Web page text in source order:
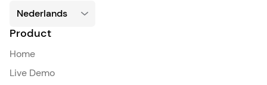
Product
Home
Live Demo